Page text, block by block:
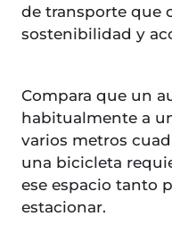
de transporte que
sostenibilidad y
Compara que un
habitualmente a
varios metros
una bicicleta
ese espacio tanto
estacionar.